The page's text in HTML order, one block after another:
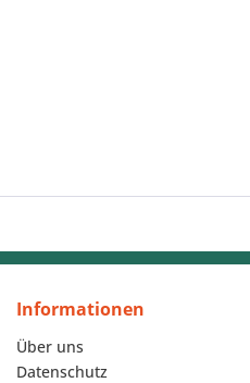
Informationen
Über uns
Datenschutz